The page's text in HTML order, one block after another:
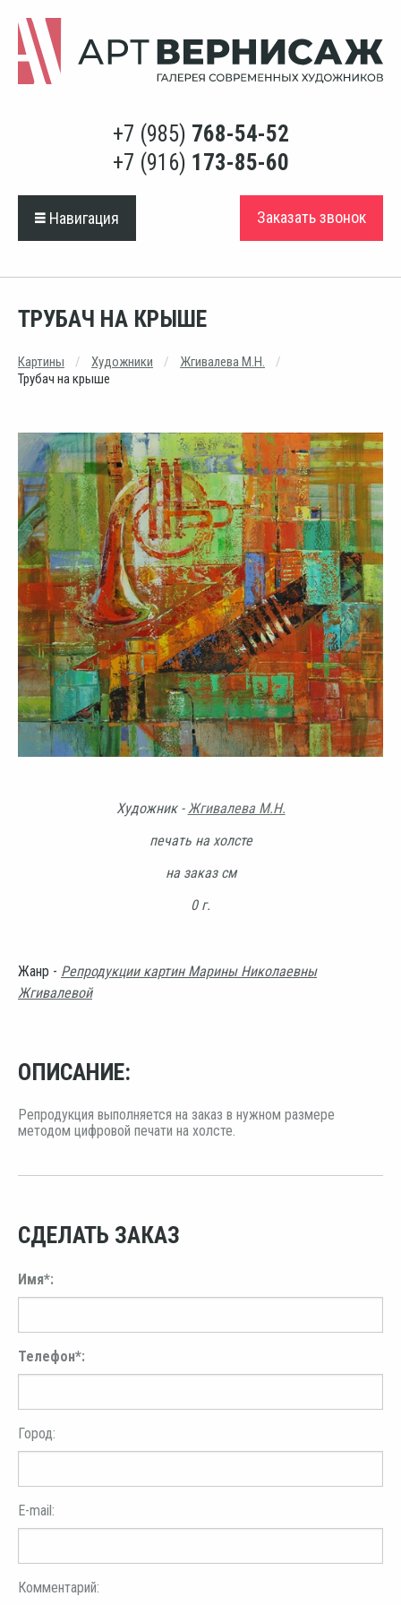
+7 (985) 768-54-52
+7 (916) 173-85-60
Навигация Заказать звонок
ТРУБАЧ НА КРЫШЕ
Картины Художники
Жгивалева М.Н.
Трубач на крыше
Художник -Жгивалева М.Н.
печать на холсте
на заказ см
0 г.
Жанр - Репродукции картин Марины Николаевны
Жгивалевой
ОПИСАНИЕ:
Репродукция выполняется на заказ в нужном размере
методом цифровой печати на холсте.
СДЕЛАТЬ ЗАКАЗ
Имя*:
Телефон*:
Город:
E-mail:
Комментарий: